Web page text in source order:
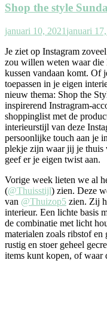
Shop the style
januari 10, 2021 januari
Je ziet op Instagram
zou willen weten waar die
kussen vandaan komt. Of
toepassen in je eigen
nieuw thema: Shop the
inspirerend Instragram-
shoppinglist met de
interieurstijl van deze
persoonlijke touch aan je
plekje zijn waar jij je thuis
geef er je eigen twist aan.
Vorige week lieten we al
(@Thuisstijl) zien. Deze
van @Thuizop5 zien. Zij
interieur. Een lichte basis
de combinatie met licht
materialen zoals ribstof
rustig en stoer geheel
items kunt kopen, of waar